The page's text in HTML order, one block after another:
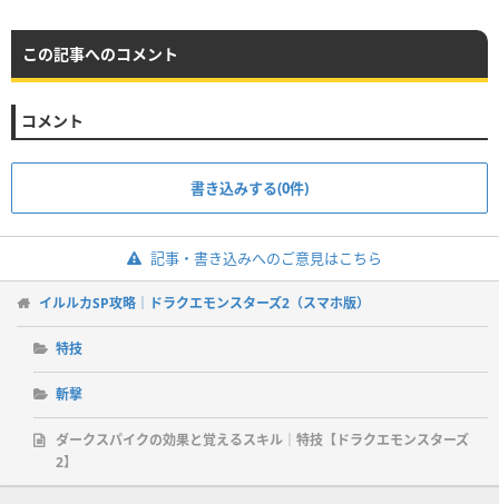
この記事へのコメント
コメント
書き込みする(0件)
記事・書き込みへのご意見はこちら
イルルカSP攻略｜ドラクエモンスターズ2（スマホ版）
特技
斬撃
ダークスパイクの効果と覚えるスキル｜特技【ドラクエモンスターズ
2】